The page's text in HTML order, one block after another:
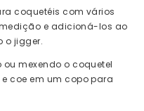
coquetéis com vários
e adicioná-los ao
o jigger.
mexendo o coquetel
coe em um copo para